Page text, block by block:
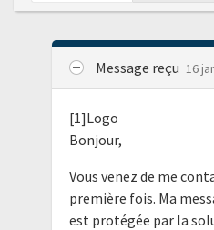
Message reçu 16
[1]Logo
Bonjour,
Vous venez de me
première fois. Ma
est protégée par la